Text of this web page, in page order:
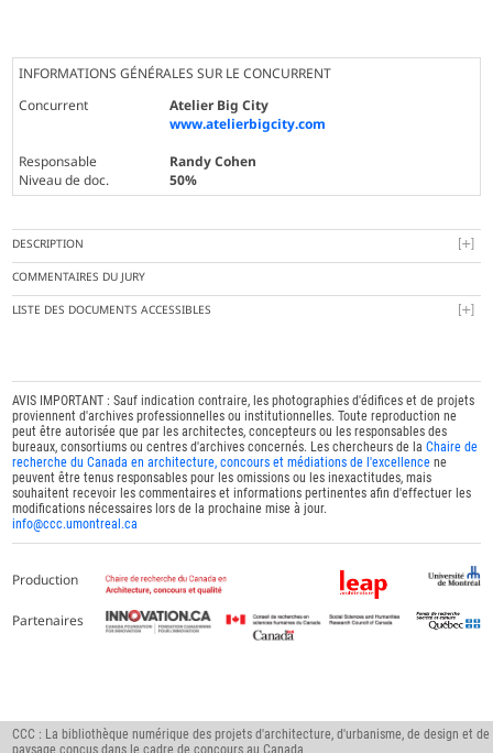
INFORMATIONS GÉNÉRALES SUR LE CONCURRENT
Concurrent
Atelier Big City
www.atelierbigcity.com
Responsable
Randy Cohen
Niveau de doc.
50%
DESCRIPTION
COMMENTAIRES DU JURY
LISTE DES DOCUMENTS ACCESSIBLES
AVIS IMPORTANT : Sauf indication contraire, les photographies d'édifices et de projets
proviennent d'archives professionnelles ou institutionnelles. Toute reproduction ne
peut être autorisée que par les architectes, concepteurs ou les responsables des
bureaux, consortiums ou centres d'archives concernés. Les chercheurs de laChaire de
recherche du Canada en architecture, concours et médiations de l'excellence ne
peuvent être tenus responsables pour les omissions ou les inexactitudes, mais
souhaitent recevoir les commentaires et informations pertinentes afin d'effectuer les
modifications nécessaires lors de la prochaine mise à jour.
info@ccc.umontreal.ca
Production
Partenaires
CCC : La bibliothèque numérique des projets d'architecture, d'urbanisme, de design et de
paysage conçus dans le cadre de concours au Canada